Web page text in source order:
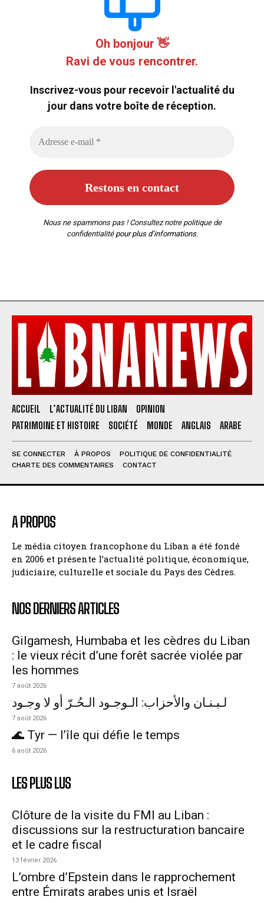
Oh bonjour 👋
Ravi de vous rencontrer.
Inscrivez-vous pour recevoir l'actualité du
jour dans votre boîte de réception.
Nous ne spammons pas ! Consultez notre politique de
confidentialitépour plus d’informations.
ACCUEIL L’ACTUALITÉ DU LIBAN
OPINION
PATRIMOINE ET HISTOIRE
SOCIÉTÉ MONDE ANGLAIS ARABE
SE CONNECTER À PROPOS
POLITIQUE DE CONFIDENTIALITÉ
CHARTE DES COMMENTAIRES
CONTACT
A PROPOS
Le média citoyen francophone du Liban a été fondé
en 2006 et présente l’actualité politique, économique,
judiciaire, culturelle et sociale du Pays des Cèdres.
NOS DERNIERS ARTICLES
Gilgamesh, Humbaba et les cèdres du Liban
: le vieux récit d’une forêt sacrée violée par
les hommes
7 août 2026
لـبـنـان والأحزاب: الـوجـود الـحُـرّ أو لا وجـود
7 août 2026
🌊 Tyr — l’île qui défie le temps
6 août 2026
LES PLUS LUS
Clôture de la visite du FMI au Liban :
discussions sur la restructuration bancaire
et le cadre fiscal
13 février 2026
L’ombre d’Epstein dans le rapprochement
entre Émirats arabes unis et Israël